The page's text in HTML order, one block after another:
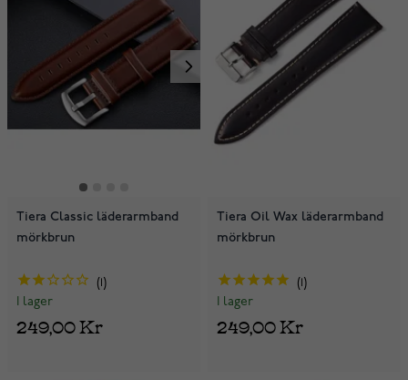
Tiera Classic läderarmband
mörkbrun
I lager
249,00 Kr
Tiera Oil Wax läderarmband
mörkbrun
I lager
249,00 Kr